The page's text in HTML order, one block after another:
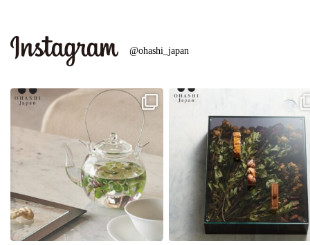
@ohashi_japan
・
商品名：耐熱ガラスティーポット
- - - - - - - - - - - -
0
ユニークベース
- - - - - - - - - - - -...
45 0